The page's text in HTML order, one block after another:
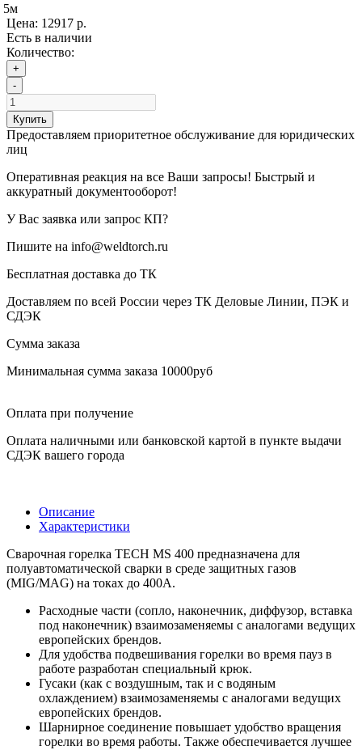
5м
Цена: 12917 р.
Есть в наличии
Количество:
+
-
Купить
Предоставляем приоритетное обслуживание для юридических
лиц
Оперативная реакция на все Ваши запросы! Быстрый и
аккуратный документооборот!
У Вас заявка или запрос КП?
Пишите на info@weldtorch.ru
Бесплатная доставка до ТК
Доставляем по всей России через ТК Деловые Линии, ПЭК и
СДЭК
Сумма заказа
Минимальная сумма заказа 10000руб
Оплата при получение
Оплата наличными или банковской картой в пункте выдачи
СДЭК вашего города
Описание
Характеристики
Сварочная горелка TECH MS 400 предназначена для
полуавтоматической сварки в среде защитных газов
(MIG/MAG) на токах до 400А.
Расходные части (сопло, наконечник, диффузор, вставка
под наконечник) взаимозаменяемы с аналогами ведущих
европейских брендов.
Для удобства подвешивания горелки во время пауз в
работе разработан специальный крюк.
Гусаки (как с воздушным, так и с водяным
охлаждением) взаимозаменяемы с аналогами ведущих
европейских брендов.
Шарнирное соединение повышает удобство вращения
горелки во время работы. Также обеспечивается лучшее